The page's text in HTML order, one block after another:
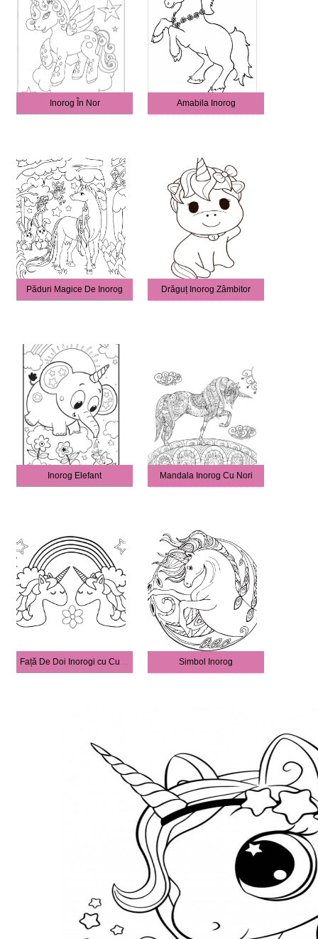
Inorog În Nor Amabila Inorog
Păduri Magice De Inorog Drăguț Inorog Zâmbitor
Inorog Elefant Mandala Inorog Cu Nori
Față De Doi Inorogi cu Curcubeu Şi Stele Simbol Inorog